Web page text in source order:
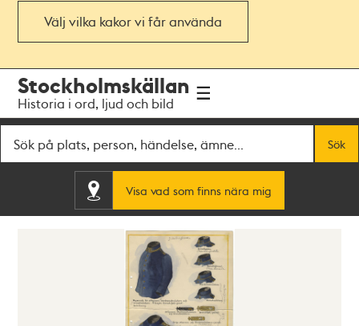
Välj vilka kakor vi får använda
navigationen
huvudinnehållet
Stockholmskällan
Historia i ord, ljud och bild
Sök
Visa vad som finns nära mig